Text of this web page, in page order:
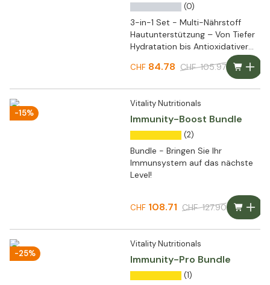
(0)
3-in-1 Set - Multi-Nährstoff
Hautunterstützung – Von Tiefer
Hydratation bis Antioxidativer
CHF 84.78 CHF 105.97
-15%
Vitality Nutritionals
Immunity-Boost Bundle
(2)
Bundle - Bringen Sie Ihr
Immunsystem auf das nächste
Level!
CHF 108.71 CHF 127.90
-25%
Vitality Nutritionals
Immunity-Pro Bundle
(1)